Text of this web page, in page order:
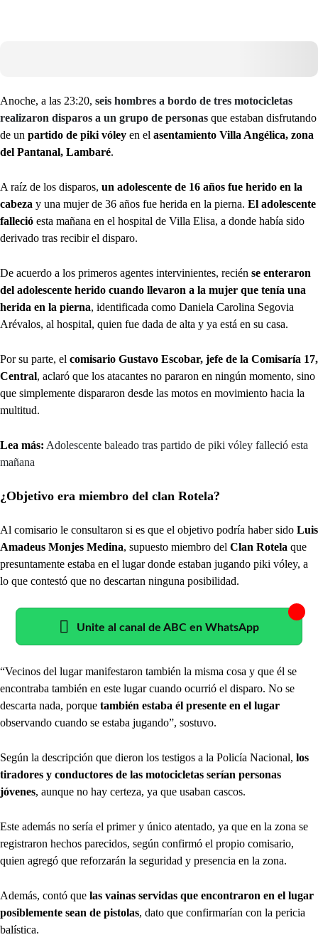
Anoche, a las 23:20, seis hombres a bordo de tres motocicletas
realizaron disparos a un grupo de personas que estaban disfrutando
de un partido de piki vóley en el asentamiento Villa Angélica, zona
del Pantanal, Lambaré.
A raíz de los disparos, un adolescente de 16 años fue herido en la
cabeza y una mujer de 36 años fue herida en la pierna. El adolescente
falleció esta mañana en el hospital de Villa Elisa, a donde había sido
derivado tras recibir el disparo.
De acuerdo a los primeros agentes intervinientes, recién se enteraron
del adolescente herido cuando llevaron a la mujer que tenía una
herida en la pierna, identificada como Daniela Carolina Segovia
Arévalos, al hospital, quien fue dada de alta y ya está en su casa.
Por su parte, el comisario Gustavo Escobar, jefe de la Comisaría 17,
Central, aclaró que los atacantes no pararon en ningún momento, sino
que simplemente dispararon desde las motos en movimiento hacia la
multitud.
Lea más: Adolescente baleado tras partido de piki vóley falleció esta
mañana
¿Objetivo era miembro del clan Rotela?
Al comisario le consultaron si es que el objetivo podría haber sido Luis
Amadeus Monjes Medina, supuesto miembro del Clan Rotela que
presuntamente estaba en el lugar donde estaban jugando piki vóley, a
lo que contestó que no descartan ninguna posibilidad.
Unite al canal de ABC en WhatsApp
“Vecinos del lugar manifestaron también la misma cosa y que él se
encontraba también en este lugar cuando ocurrió el disparo. No se
descarta nada, porque también estaba él presente en el lugar
observando cuando se estaba jugando”, sostuvo.
Según la descripción que dieron los testigos a la Policía Nacional, los
tiradores y conductores de las motocicletas serían personas
jóvenes, aunque no hay certeza, ya que usaban cascos.
Este además no sería el primer y único atentado, ya que en la zona se
registraron hechos parecidos, según confirmó el propio comisario,
quien agregó que reforzarán la seguridad y presencia en la zona.
Además, contó que las vainas servidas que encontraron en el lugar
posiblemente sean de pistolas, dato que confirmarían con la pericia
balística.